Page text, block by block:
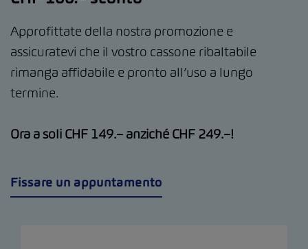
Approfittate della nostra promozione e
assicuratevi che il vostro cassone ribaltabile
rimanga affidabile e pronto all’uso a lungo
termine.
Ora a soli CHF 149.– anziché CHF 249.–!
Fissare un appuntamento